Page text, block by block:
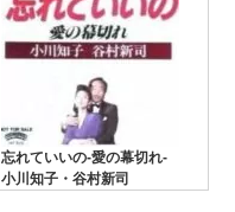
忘れていいの-愛の幕切れ-
小川知子・谷村新司